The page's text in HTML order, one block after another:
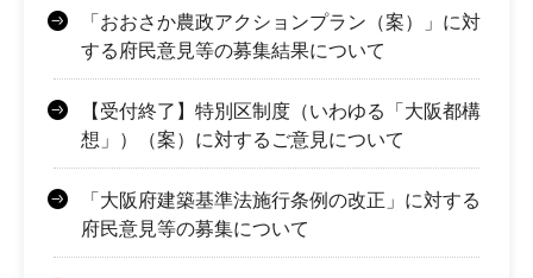
「おおさか農政アクションプラン（案）」に対
する府民意見等の募集結果について
【受付終了】特別区制度（いわゆる「大阪都構
想」）（案）に対するご意見について
「大阪府建築基準法施行条例の改正」に対する
府民意見等の募集について